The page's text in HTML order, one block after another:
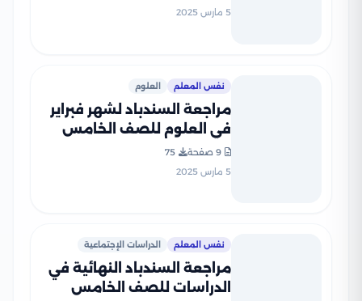
2025 بصيغة PDF5 مارس 2025
نفس المعلم العلوم
مراجعة السندباد لشهر فبراير
في العلوم للصف الخامس
بصيغة PDF
9 صفحة
75
5 مارس 2025
نفس المعلم الدراسات الإجتماعية
مراجعة السندباد النهائية في
الدراسات للصف الخامس